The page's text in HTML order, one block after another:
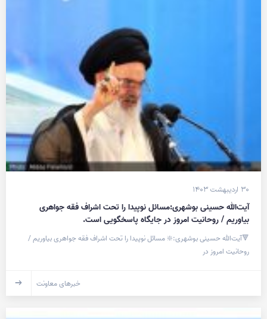
۳۰ اردیبهشت ۱۴۰۳
آیت‌الله حسینی بوشهری:مسائل نوپیدا را تحت اشراف فقه جواهری
بیاوریم / روحانیت امروز در جایگاه پاسخگویی است.
🔻آیت‌الله حسینی بوشهری:❇️ مسائل نوپیدا را تحت اشراف فقه جواهری بیاوریم /
روحانیت امروز در
خبرهای معاونت